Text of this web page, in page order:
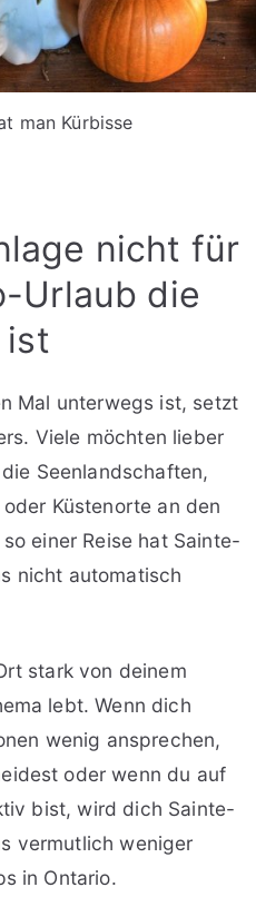
man Kürbisse
nicht für
Urlaub die
ist
Mal unterwegs ist, setzt
Viele möchten lieber
Seenlandschaften,
Küstenorte an den
einer Reise hat Sainte-
nicht automatisch
stark von deinem
lebt. Wenn dich
wenig ansprechen,
oder wenn du auf
bist, wird dich Sainte-
vermutlich weniger
in Ontario.